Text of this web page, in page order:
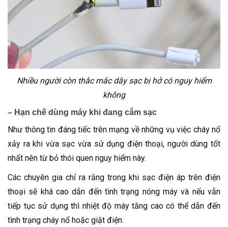
Nhiều người còn thắc mắc dây sạc bị hở có nguy hiểm
không
– Hạn chế dùng máy khi đang cắm sạc
Như thông tin đáng tiếc trên mạng về những vụ việc cháy nổ
xảy ra khi vừa sạc vừa sử dụng điện thoại, người dùng tốt
nhất nên từ bỏ thói quen nguy hiểm này.
Các chuyên gia chỉ ra rằng trong khi sạc điện áp trên điện
thoại sẽ khá cao dẫn đến tình trạng nóng máy và nếu vẫn
tiếp tục sử dụng thì nhiệt độ máy tăng cao có thể dẫn đến
tình trạng cháy nổ hoặc giật điện.